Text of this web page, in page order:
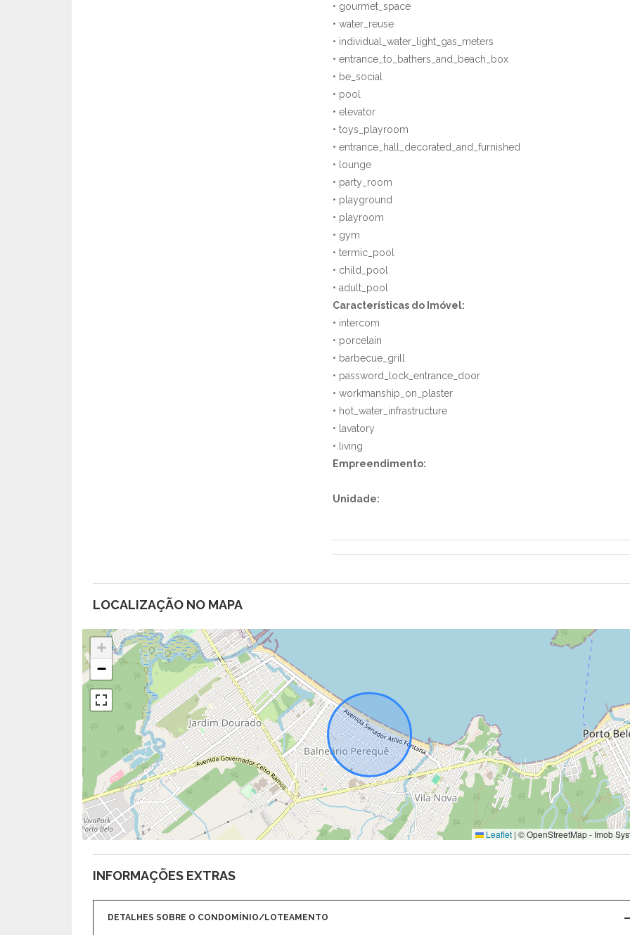
• gourmet_space
• water_reuse
• individual_water_light_gas_meters
• entrance_to_bathers_and_beach_box
• be_social
• pool
• elevator
• toys_playroom
• entrance_hall_decorated_and_furnished
• lounge
• party_room
• playground
• playroom
• gym
• termic_pool
• child_pool
• adult_pool
Características do Imóvel:
• intercom
• porcelain
• barbecue_grill
• password_lock_entrance_door
• workmanship_on_plaster
• hot_water_infrastructure
• lavatory
• living
Empreendimento:
Unidade:
LOCALIZAÇÃO NO MAPA
+
−
Leaflet | © OpenStreetMap - Imob
INFORMAÇÕES EXTRAS
DETALHES SOBRE O CONDOMÍNIO/LOTEAMENTO